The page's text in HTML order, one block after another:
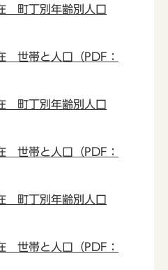
町丁別年齢別人口
世帯と人口（PDF：
町丁別年齢別人口
世帯と人口（PDF：
町丁別年齢別人口
世帯と人口（PDF：